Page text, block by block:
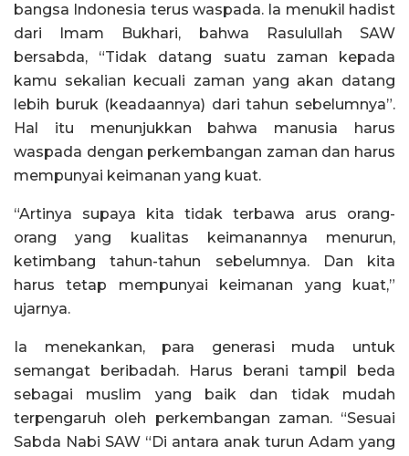
bangsa Indonesia terus waspada. Ia menukil hadist
dari Imam Bukhari, bahwa Rasulullah SAW
bersabda, “Tidak datang suatu zaman kepada
kamu sekalian kecuali zaman yang akan datang
lebih buruk (keadaannya) dari tahun sebelumnya”.
Hal itu menunjukkan bahwa manusia harus
waspada dengan perkembangan zaman dan harus
mempunyai keimanan yang kuat.
“Artinya supaya kita tidak terbawa arus orang-
orang yang kualitas keimanannya menurun,
ketimbang tahun-tahun sebelumnya. Dan kita
harus tetap mempunyai keimanan yang kuat,”
ujarnya.
Ia menekankan, para generasi muda untuk
semangat beribadah. Harus berani tampil beda
sebagai muslim yang baik dan tidak mudah
terpengaruh oleh perkembangan zaman. “Sesuai
Sabda Nabi SAW “Di antara anak turun Adam yang